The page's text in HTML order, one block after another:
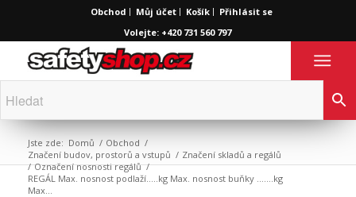
Obchod Můj účet Košík
Přihlásit se
Volejte: +420 731 560 797
Jste zde: Domů / Obchod /
Značení budov, prostorů a vstupů / Značení skladů a regálů
/ Označení nosnosti regálů /
REGÁL Max. nosnost podlaží…..kg Max. nosnost buňky …….kg
Max...